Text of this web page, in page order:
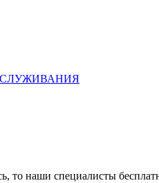
то наши специалисты